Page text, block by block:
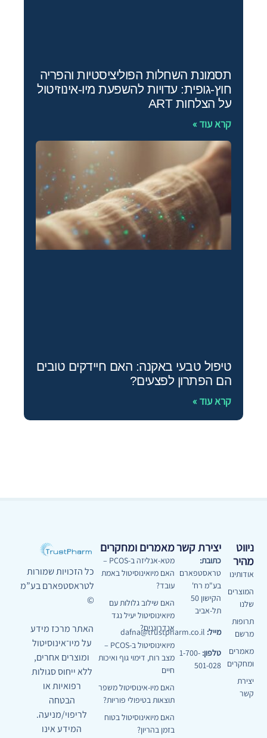
תסמונת השחלות הפוליציסטיות והפריה
חוץ‑גופית: עדויות להשפעת מיו‑אינוזיטול
על הצלחות ART
קרא עוד »
טיפול טבעי באקנה: האם חיידקים טובים
הם הפתרון לפצעים?
קרא עוד »
ניווט
מהיר
אודותינו
המוצרים
שלנו
תרופות
מרשם
מאמרים
ומחקרים
יצירת
קשר
יצירת קשר
כתובת:
טראסטפארם
בע"מ רח'
הקישון 50
תל-אביב
מייל:
טלפון: 1-700-
501-028
מאמרים ומחקרים
מטא-אנליזה ב-PCOS –
האם מיואינוסיטול באמת
עובד?
האם שילוב גלולות עם
מיואינוסיטול יעיל נגד
אנדרוגנים?
מיואינוסיטול ב-PCOS –
מצב רוח, דימוי גוף ואיכות
חיים
האם מיו-אינוסיטול משפר
תוצאות בטיפולי פוריות?
האם מיואינוסיטול בטוח
בזמן בהריון?
כל הזכויות שמורות
לטראסטפארם בע”מ
©
האתר מרכז מידע
על מיו־אינוסיטול
ומוצרים אחרים,
ללא ייחוס סגולות
רפואיות או
הבטחה
לריפוי/מניעה.
המידע אינו